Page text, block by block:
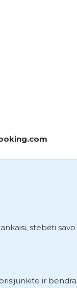
stebėti
ir